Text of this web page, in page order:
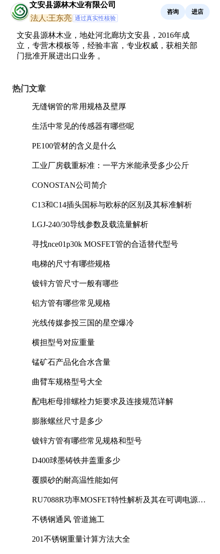
文安县源林木业有限公司
法人:王东亮 通过真实性核验
咨询 进店
文安县源林木业，地处河北廊坊文安县，2016年成
立，专营木模板等，经验丰富，专业权威，获相关部
门批准开展进出口业务 。
热门文章
无缝钢管的常用规格及壁厚
生活中常见的传感器有哪些呢
PE100管材的含义是什么
工业厂房载重标准：一平方米能承受多少公斤
CONOSTAN公司简介
C13和C14插头国标与欧标的区别及其标准解析
LGJ-240/30导线参数及载流量解析
寻找nce01p30k MOSFET管的合适替代型号
电梯的尺寸有哪些规格
镀锌方管尺寸一般有哪些
铝方管有哪些常见规格
光线传媒参投三国的星空爆冷
横担型号对应重量
锰矿石产品化合水含量
曲臂车规格型号大全
配电柜母排螺栓力矩要求及连接规范详解
膨胀螺丝尺寸是多少
镀锌方管有哪些常见规格和型号
D400球墨铸铁井盖重多少
覆膜砂的耐高温性能如何
RU7088R功率MOSFET特性解析及其在可调电源设
不锈钢通风 管道施工
201不锈钢重量计算方法大全